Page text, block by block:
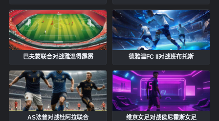
巴夫蒙联合对战雅温得霹雳 德雅温FC II对战班布托斯
AS法普对战杜阿拉联合 维京女足对战侯尼霍斯女足